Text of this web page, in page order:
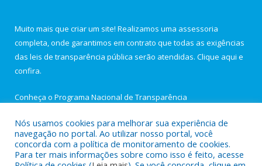
Muito mais que criar um site! Realizamos uma assessoria
completa, onde garantimos em contrato que todas as exigências
das leis de transparência pública serão atendidas. Clique aqui e
confira.
Conheça o Programa Nacional de Transparência
Todos os direitos reservados a Câmara Municipal de Igarapé-
Nós usamos cookies para melhorar sua experiência de
navegação no portal. Ao utilizar nosso portal, você
concorda com a política de monitoramento de cookies.
Para ter mais informações sobre como isso é feito, acesse